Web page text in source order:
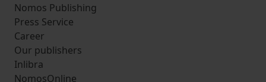
Nomos Publishing
Press Service
Career
Our publishers
Inlibra
NomosOnline